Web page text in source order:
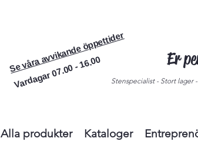
Se våra avvikande öppettider
Vardagar 07.00 - 16.00
Er
Stenspecialist - Stort lager
Alla produkter Kataloger